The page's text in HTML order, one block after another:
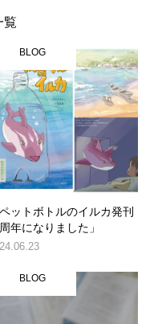
覧
BLOG
ペットボトルのイルカ発刊
年になりました」
BLOG